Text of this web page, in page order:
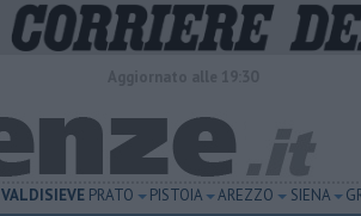
VALDISIEVE PRATO PISTOIA AREZZO SIENA